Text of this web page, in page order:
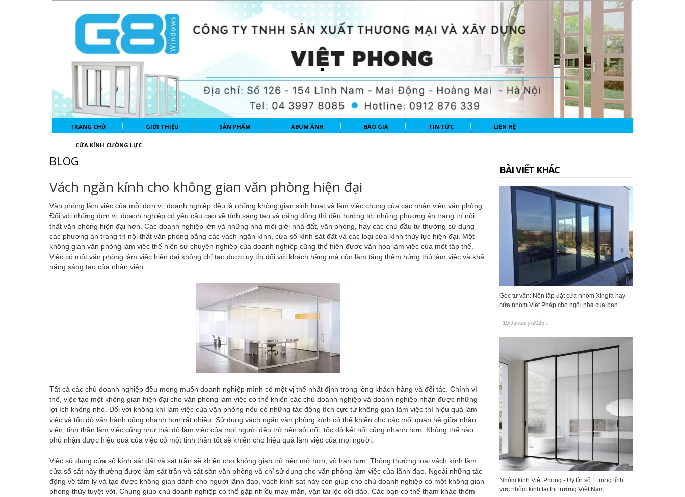
TRANG CHỦ GIỚI THIỆU SẢN PHẨM ABUM ẢNH BÁO GIÁ TIN TỨC LIÊN HỆ
CỬA KÍNH CƯỜNG LỰC
BLOG
Vách ngăn kính cho không gian văn phòng hiện đại
Văn phòng làm việc của mỗi đơn vị, doanh nghiệp đều là những không gian sinh hoạt và làm việc chung của các nhân viên văn phòng.
Đối với những đơn vị, doanh nghiệp có yêu cầu cao về tính sáng tạo và năng động thì đều hướng tới những phương án trang trí nội
thất văn phòng hiện đại hơn. Các doanh nghiệp lớn và những nhà môi giới nhà đất, văn phòng, hay các chủ đầu tư thường sử dụng
các phương án trang trí nội thất văn phòng bằng các vách ngăn kính, cửa sổ kính sát đất và các loại cửa kính thủy lực hiện đại. Một
không gian văn phòng làm việc thể hiện sự chuyên nghiệp của doanh nghiệp cũng thể hiện được văn hóa làm việc của một tập thể.
Việc có một văn phòng làm việc hiện đại không chỉ tạo được uy tín đối với khách hàng mà còn làm tăng thêm hứng thú làm việc và khả
năng sáng tạo của nhân viên.
Tất cả các chủ doanh nghiệp đều mong muốn doanh nghiệp mình có một vị thế nhất định trong lòng khách hàng và đối tác. Chính vì
thế, việc tạo một không gian hiện đại cho văn phòng làm việc có thể khiến các chủ doanh nghiệp và doanh nghiệp nhận được những
lợi ích không nhỏ. Đối với không khí làm việc của văn phòng nếu có những tác động tích cực từ không gian làm việc thì hiệu quả làm
việc và tốc độ vận hành cũng nhanh hơn rất nhiều. Sử dụng vách ngăn văn phòng kính có thể khiến cho các mối quan hệ giữa nhân
viên, tinh thần làm việc cũng như thái độ làm việc của mọi người đều trở nên sôi nổi, tốc độ kết nối cũng nhanh hơn. Không thể nào
phủ nhận được hiệu quả của việc có một tinh thần tốt sẽ khiến cho hiệu quả làm việc của mọi người.
Việc sử dụng cửa sổ kính sát đất và sát trần sẽ khiến cho không gian trở nên mở hơn, vô hạn hơn. Thông thường loại vách kính làm
cửa sổ sát này thường được làm sát trần và sát sàn văn phòng và chỉ sử dụng cho văn phòng làm việc của lãnh đạo. Ngoài những tác
động về tâm lý và tạo được không gian dành cho người lãnh đạo, vách kính sát này còn giúp cho chủ doanh nghiệp có một không gian
phong thủy tuyệt vời. Chúng giúp chủ doanh nghiệp có thể gặp nhiều may mắn, vận tài lộc dồi dào. Các bạn có thể tham khảo thêm
BÀI VIẾT KHÁC
Góc tư vấn: Nên lắp đặt cửa nhôm Xingfa hay
cửa nhôm Việt Pháp cho ngôi nhà của bạn
10/January/2025.
Nhôm kính Việt Phong - Uy tín số 1 trong lĩnh
vực nhôm kính tại thị trường Việt Nam